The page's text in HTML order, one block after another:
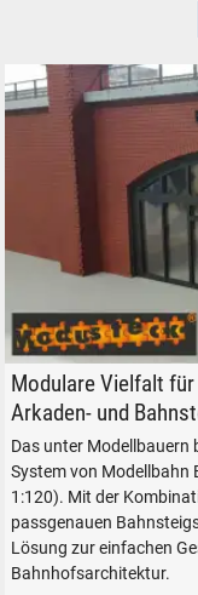
Modusteck Arkaden in
Modulare Vielfalt
Arkaden- und
Das unter
System von Modellbahn
1:120). Mit der
passgenauen
Lösung zur einfachen
Bahnhofsarchitektur.